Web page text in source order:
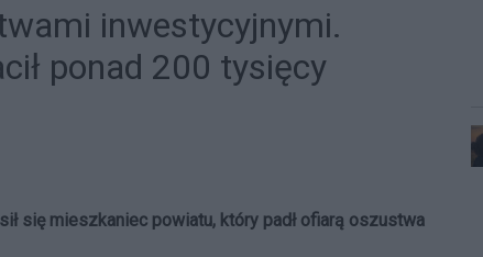
inwestycyjnymi.
ponad 200 tysięcy
się mieszkaniec powiatu, który padł ofiarą oszustwa